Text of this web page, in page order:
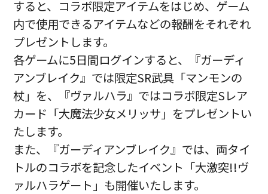
すると、コラボ限定アイテムをはじめ、ゲーム
内で使用できるアイテムなどの報酬をそれぞれ
プレゼントします。
各ゲームに5日間ログインすると、『ガーディ
アンブレイク』では限定SR武具「マンモンの
杖」を、『ヴァルハラ』ではコラボ限定Sレア
カード「大魔法少女メリッサ」をプレゼントい
たします。
また、『ガーディアンブレイク』では、両タイ
トルのコラボを記念したイベント「大激突!!ヴ
ァルハラゲート」も開催いたします。